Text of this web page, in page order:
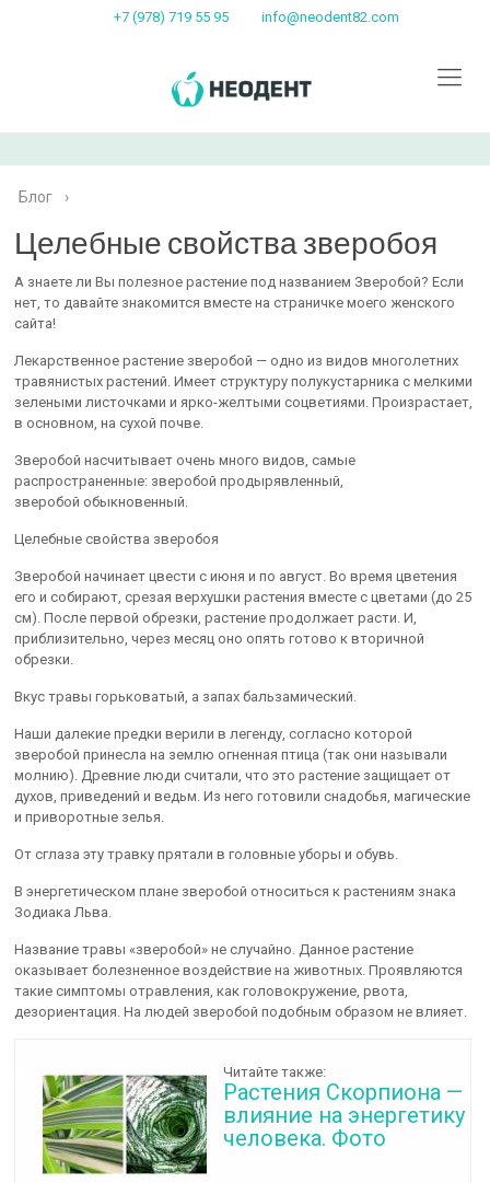
+7 (978) 719 55 95 info@neodent82.com
Блог ›
Целебные свойства зверобоя
А знаете ли Вы полезное растение под названием Зверобой? Если
нет, то давайте знакомится вместе на страничке моего женского
сайта!
Лекарственное растение зверобой — одно из видов многолетних
травянистых растений. Имеет структуру полукустарника с мелкими
зелеными листочками и ярко-желтыми соцветиями. Произрастает,
в основном, на сухой почве.
Зверобой насчитывает очень много видов, самые
распространенные: зверобой продырявленный,
зверобой обыкновенный.
Целебные свойства зверобоя
Зверобой начинает цвести с июня и по август. Во время цветения
его и собирают, срезая верхушки растения вместе с цветами (до 25
см). После первой обрезки, растение продолжает расти. И,
приблизительно, через месяц оно опять готово к вторичной
обрезки.
Вкус травы горьковатый, а запах бальзамический.
Наши далекие предки верили в легенду, согласно которой
зверобой принесла на землю огненная птица (так они называли
молнию). Древние люди считали, что это растение защищает от
духов, приведений и ведьм. Из него готовили снадобья, магические
и приворотные зелья.
От сглаза эту травку прятали в головные уборы и обувь.
В энергетическом плане зверобой относиться к растениям знака
Зодиака Льва.
Название травы «зверобой» не случайно. Данное растение
оказывает болезненное воздействие на животных. Проявляются
такие симптомы отравления, как головокружение, рвота,
дезориентация. На людей зверобой подобным образом не влияет.
Читайте также:
Растения Скорпиона —
влияние на энергетику
человека. Фото